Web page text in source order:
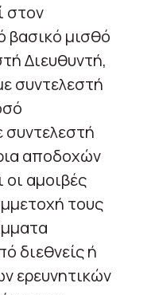
στον
βασικό μισθό
Διευθυντή,
συντελεστή
συντελεστή
αποδοχών
οι αμοιβές
τους
διεθνείς ή
ερευνητικών